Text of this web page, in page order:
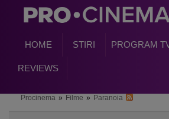
HOME STIRI PROGRAM
REVIEWS
Procinema » Filme » Paranoia